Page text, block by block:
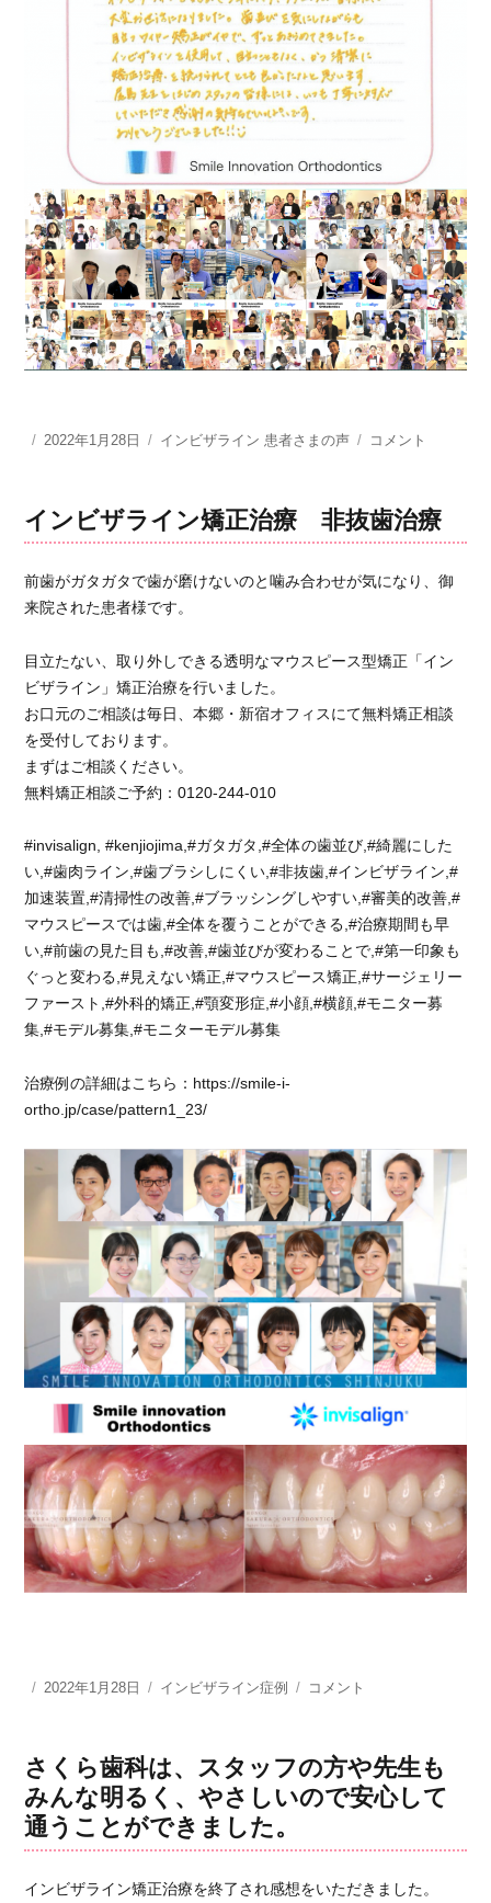
投
2022年1月28日
カ
リ
ー
インビザライン 患者さまの声
目
こ
と
な
清
に
続
け
ら
れ
て
と
も
思
い
ま
す。
に
コメント
インビザライン矯正治療 非抜歯治療
前歯がガタガタで歯が磨けないのと噛み合わせが気になり、御
来院された患者様です。
目立たない、取り外しできる透明なマウスピース型矯正「イン
ビザライン」矯正治療を行いました。
お口元のご相談は毎日、本郷・新宿オフィスにて無料矯正相談
を受付しております。
まずはご相談ください。
無料矯正相談ご予約：0120-244-010
#invisalign, #kenjiojima,#ガタガタ,#全体の歯並び,#綺麗にした
い,#歯肉ライン,#歯ブラシしにくい,#非抜歯,#インビザライン,#
加速装置,#清掃性の改善,#ブラッシングしやすい,#審美的改善,#
マウスピースでは歯,#全体を覆うことができる,#治療期間も早
い,#前歯の見た目も,#改善,#歯並びが変わることで,#第一印象も
ぐっと変わる,#見えない矯正,#マウスピース矯正,#サージェリー
ファースト,#外科的矯正,#顎変形症,#小顔,#横顔,#モニター募
集,#モデル募集,#モニターモデル募集
治療例の詳細はこちら：https://smile-i-
ortho.jp/case/pattern1_23/
投
2022年1月28日
カ
リ
ー
インビザライン症例
イ
ザ
ラ
イ
矯
治
コメント
さくら歯科は、スタッフの方や先生も
みんな明るく、やさしいので安心して
通うことができました。
インビザライン矯正治療を終了され感想をいただきました。